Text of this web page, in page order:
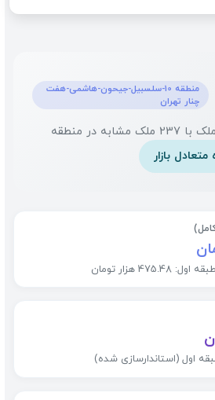
منطقه 10-سلسبیل-جیحون-هاشمی-هفت
چنار تهران
در منطقه
بازار
هزار تومان
اول (استاندارسازی شده)